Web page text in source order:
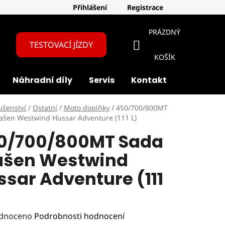
Přihlášení Registrace
TESTOVACÍ JÍZDY
NÁKUPNÍ
KOŠÍK
PRÁZDNÝ
KOŠÍK
Náhradní díly Servis Kontakt
/ Ostatní / Moto doplňky / 450/700/800MT
Westwind Hussar Adventure (111 L)
700/800MT Sada
Westwind
Adventure (111
Podrobnosti hodnocení